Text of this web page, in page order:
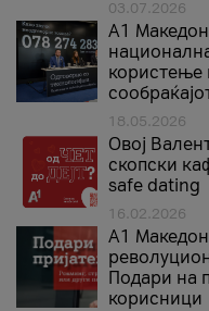
03.07.2026
A1
користење
18.05.2026
Овој
скопски
safe dating
16.02.2026
А1
Подари на
корисници